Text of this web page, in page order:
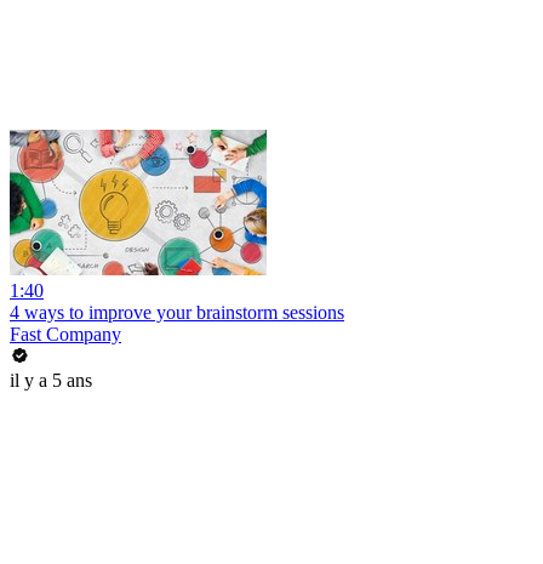
1:40
4 ways to improve your brainstorm sessions
Fast Company
il y a 5 ans